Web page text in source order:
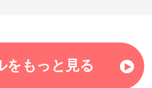
をもっと見る